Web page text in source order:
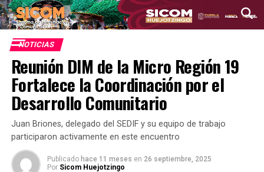
NOTICIAS
Reunión DIM de la Micro Región 19
Fortalece la Coordinación por el
Desarrollo Comunitario
Juan Briones, delegado del SEDIF y su equipo de trabajo
participaron activamente en este encuentro
Publicado hace 11 meses en 26 septiembre, 2025
Por Sicom Huejotzingo